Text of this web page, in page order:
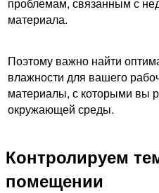
материала.
Поэтому важно найти
влажности для вашего
материалы, с которыми вы
окружающей среды.
Контролируем
помещении